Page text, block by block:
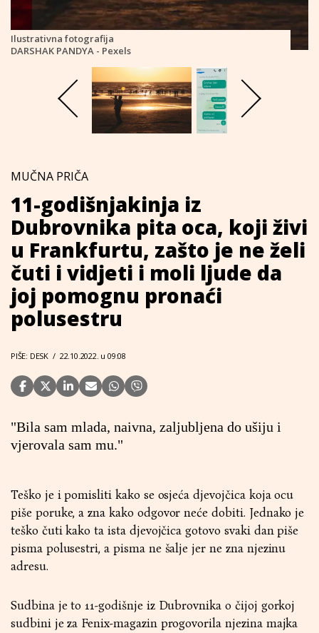
Ilustrativna fotografija
DARSHAK PANDYA - Pexels
MUČNA PRIČA
11-godišnjakinja iz
Dubrovnika pita oca, koji živi
u Frankfurtu, zašto je ne želi
čuti i vidjeti i moli ljude da
joj pomognu pronaći
polusestru
PIŠE: DESK / 22.10.2022. u 09:08
"Bila sam mlada, naivna, zaljubljena do ušiju i
vjerovala sam mu."
Teško je i pomisliti kako se osjeća djevojčica koja ocu
piše poruke, a zna kako odgovor neće dobiti. Jednako je
teško čuti kako ta ista djevojčica gotovo svaki dan piše
pisma polusestri, a pisma ne šalje jer ne zna njezinu
adresu.
Sudbina je to 11-godišnje iz Dubrovnika o čijoj gorkoj
sudbini je za Fenix-magazin progovorila njezina majka